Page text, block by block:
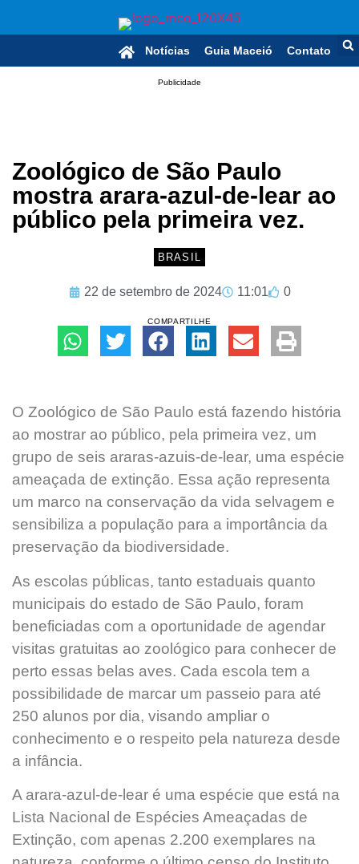
Notícias Guia Maceió Contato
Publicidade
Zoológico de São Paulo
mostra arara-azul-de-lear ao
público pela primeira vez.
BRASIL
22 de setembro de 2024 11:01 0
COMPARTILHE
O Zoológico de São Paulo está fazendo história
ao mostrar ao público, pela primeira vez, um
grupo de seis araras-azuis-de-lear, uma espécie
ameaçada de extinção. Essa ação representa
um marco na conservação da vida selvagem e
sensibiliza a população para a importância da
preservação da biodiversidade.
As escolas públicas, tanto estaduais quanto
municipais do estado de São Paulo, foram
beneficiadas com a oportunidade de agendar
visitas gratuitas ao zoológico para conhecer de
perto essas belas aves. Cada escola tem a
possibilidade de marcar um passeio para até
250 alunos por dia, visando ampliar o
conhecimento e o respeito pela natureza desde
a infância.
A arara-azul-de-lear é uma espécie que está na
Lista Nacional de Espécies Ameaçadas de
Extinção, com apenas 2.200 exemplares na